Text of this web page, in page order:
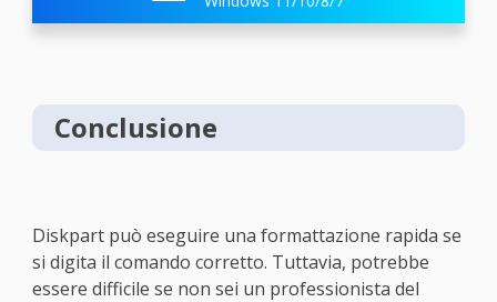
Conclusione
Diskpart può eseguire una formattazione rapida se
si digita il comando corretto. Tuttavia, potrebbe
essere difficile se non sei un professionista del